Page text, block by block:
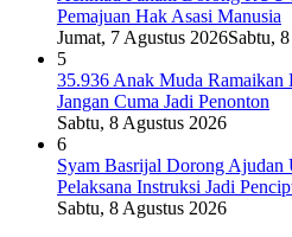
Pemajuan Hak Asasi Manusia
Jumat, 7 Agustus 2026Sabtu,
5
35.936 Anak Muda
Jangan Cuma Jadi Penonton
Sabtu, 8 Agustus 2026
6
Syam Basrijal Dorong Ajudan
Pelaksana Instruksi Jadi
Sabtu, 8 Agustus 2026